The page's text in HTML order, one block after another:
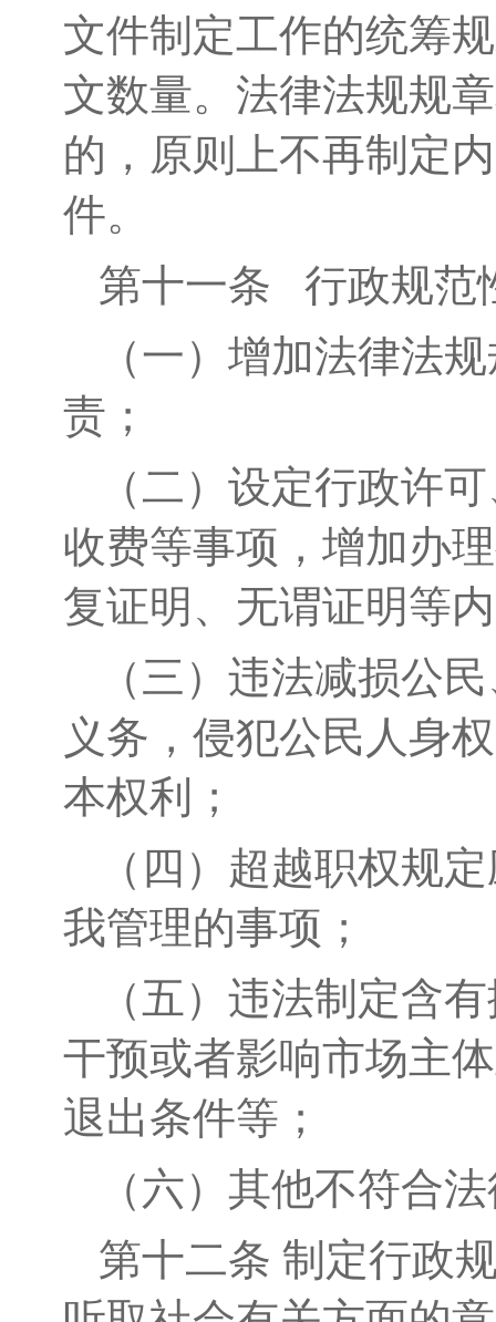
文件制定工作的统筹
文数量。法律法规规
的，原则上不再制定
件。
第十一条
行政规范
（一） 增加法律法
责；
（二）设定行政许
收费等事项 ，增加办
复证明、无谓证明等
（三）违法减损公
义务，侵犯公民人身
本权利；
（四）超越职权规
我管理的事项；
（五）违法制定含
干预或者影响市场主
退出条件等 ；
（六）其他不符合
第十二条 制定行政